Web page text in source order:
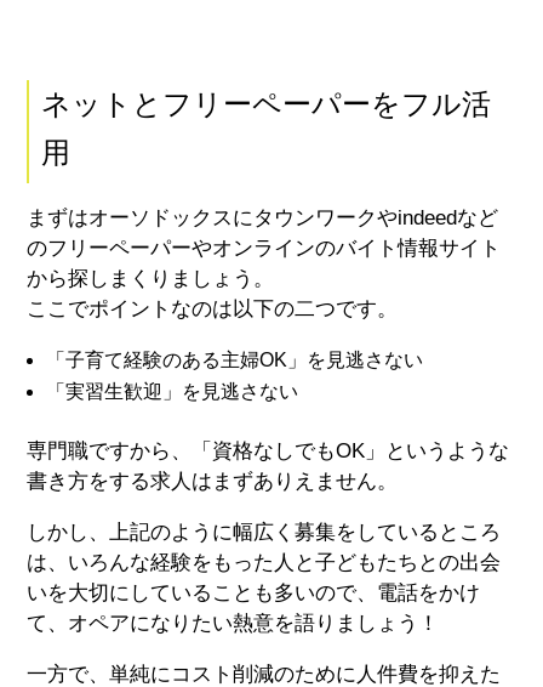
ネットとフリーペーパーをフル活
用
まずはオーソドックスにタウンワークやindeedなど
のフリーペーパーやオンラインのバイト情報サイト
から探しまくりましょう。
ここでポイントなのは以下の二つです。
「子育て経験のある主婦OK」を見逃さない
「実習生歓迎」を見逃さない
専門職ですから、「資格なしでもOK」というような
書き方をする求人はまずありえません。
しかし、上記のように幅広く募集をしているところ
は、いろんな経験をもった人と子どもたちとの出会
いを大切にしていることも多いので、電話をかけ
て、オペアになりたい熱意を語りましょう！
一方で、単純にコスト削減のために人件費を抑えた